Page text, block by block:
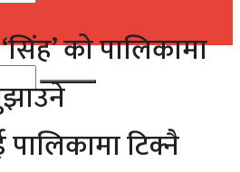
को पालिकामा
टिक्नै